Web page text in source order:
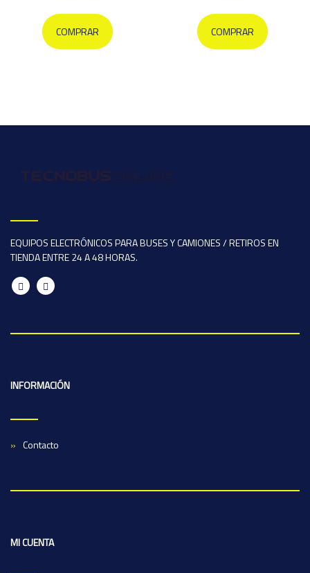
COMPRAR COMPRAR
EQUIPOS ELECTRÓNICOS PARA BUSES Y CAMIONES / RETIROS EN
TIENDA ENTRE 24 A 48 HORAS.
INFORMACIÓN
Contacto
MI CUENTA